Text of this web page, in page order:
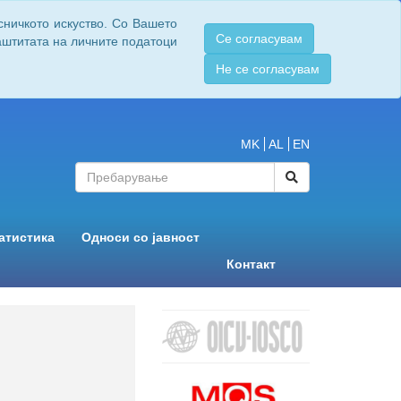
искуство. Со Вашето
на личните податоци
Се согласувам
Не се согласувам
MK AL EN
Односи со јавност
Контакт